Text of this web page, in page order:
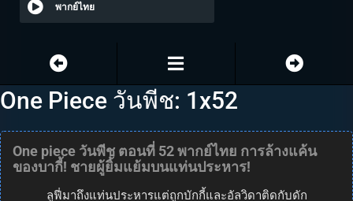
พากย์ไทย
One Piece วันพีช: 1x52
One piece วันพีช ตอนที่ 52 พากย์ไทย การล้างแค้น
ของบากี้! ชายผู้ยิ้มแย้มบนแท่นประหาร!
ลูฟี่มาถึงแท่นประหารแต่ถูกบักกี้และอัลวิดาติดกับดัก